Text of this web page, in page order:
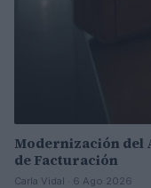
Modernización del
de Facturación
Carla Vidal · 6 Ago 2026